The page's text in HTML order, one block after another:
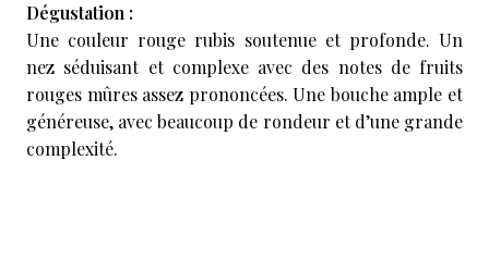
Dégustation :
Une couleur rouge rubis soutenue et profonde. Un
nez séduisant et complexe avec des notes de fruits
rouges mûres assez prononcées. Une bouche ample et
généreuse, avec beaucoup de rondeur et d’une grande
complexité.